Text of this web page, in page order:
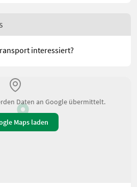
interessiert?
Daten an Google übermittelt.
Maps laden